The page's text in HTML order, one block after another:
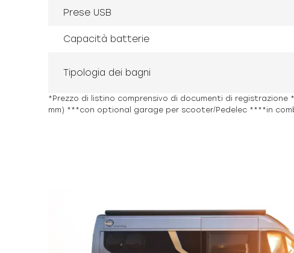
Prese USB
Capacità batterie
Tipologia dei bagni
*Prezzo di listino comprensivo di documenti di
mm) ***con optional garage per scooter/Pedelec ****in